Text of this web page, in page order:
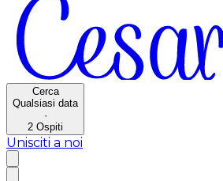
Cerca
Qualsiasi data
·
2 Ospiti
Unisciti a noi